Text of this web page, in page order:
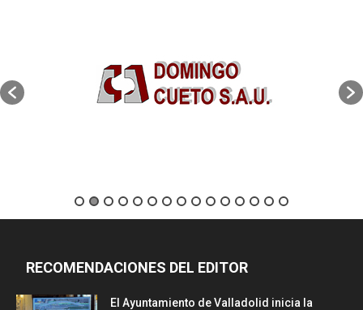
RECOMENDACIONES DEL EDITOR
El Ayuntamiento de Valladolid inicia la